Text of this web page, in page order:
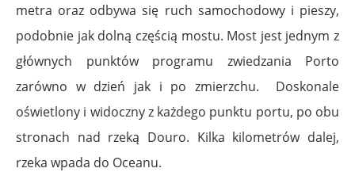
metra oraz odbywa się ruch samochodowy i pieszy,
podobnie jak dolną częścią mostu. Most jest jednym z
głównych punktów programu zwiedzania Porto
zarówno w dzień jak i po zmierzchu. Doskonale
oświetlony i widoczny z każdego punktu portu, po obu
stronach nad rzeką Douro. Kilka kilometrów dalej,
rzeka wpada do Oceanu.